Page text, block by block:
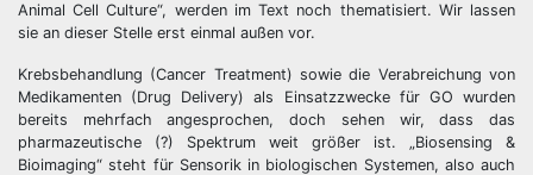
Animal Cell Culture“, werden im Text noch thematisiert. Wir lassen
sie an dieser Stelle erst einmal außen vor.
Krebsbehandlung (Cancer Treatment) sowie die Verabreichung von
Medikamenten (Drug Delivery) als Einsatzzwecke für GO wurden
bereits mehrfach angesprochen, doch sehen wir, dass das
pharmazeutische (?) Spektrum weit größer ist. „Biosensing &
Bioimaging“ steht für Sensorik in biologischen Systemen, also auch